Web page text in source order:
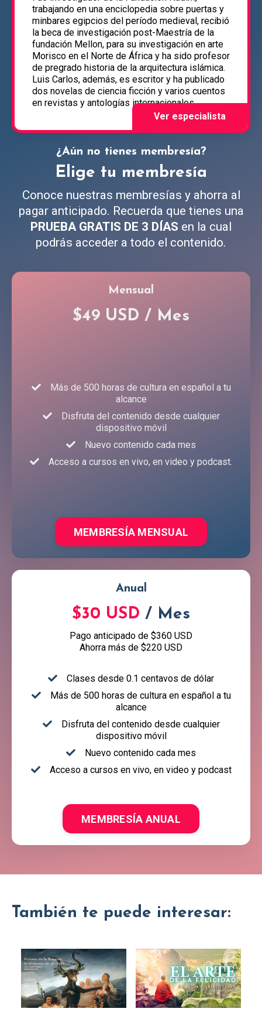
trabajando en una enciclopedia sobre puertas y
minbares egipcios del período medieval, recibió
la beca de investigación post-Maestría de la
fundación Mellon, para su investigación en arte
Morisco en el Norte de África y ha sido profesor
de pregrado historia de la arquitectura islámica.
Luis Carlos, además, es escritor y ha publicado
dos novelas de ciencia ficción y varios cuentos
en revistas y antologías internacionales.
¿Aún no tienes membresía?
Elige tu membresía
Conoce nuestras membresías y ahorra al
pagar anticipado. Recuerda que tienes una
PRUEBA GRATIS DE 3 DÍAS en la cual
podrás acceder a todo el contenido.
Mensual
$49 USD / Mes
Más de 500 horas de cultura en español a tu
alcance
Disfruta del contenido desde cualquier
dispositivo móvil
Nuevo contenido cada mes
Acceso a cursos en vivo, en video y podcast.
MEMBRESÍA MENSUAL
Anual
$30 USD / Mes
Pago anticipado de $360 USD
Ahorra más de $220 USD
Clases desde 0.1 centavos de dólar
Más de 500 horas de cultura en español a tu
alcance
Disfruta del contenido desde cualquier
dispositivo móvil
Nuevo contenido cada mes
Acceso a cursos en vivo, en video y podcast
MEMBRESÍA ANUAL
También te puede interesar: